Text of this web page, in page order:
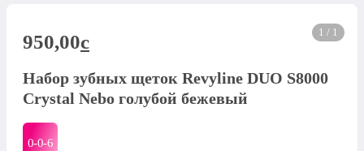
1 / 1
950,00c
Набор зубных щеток Revyline DUO S8000
Crystal Nebo голубой бежевый
0-0-6